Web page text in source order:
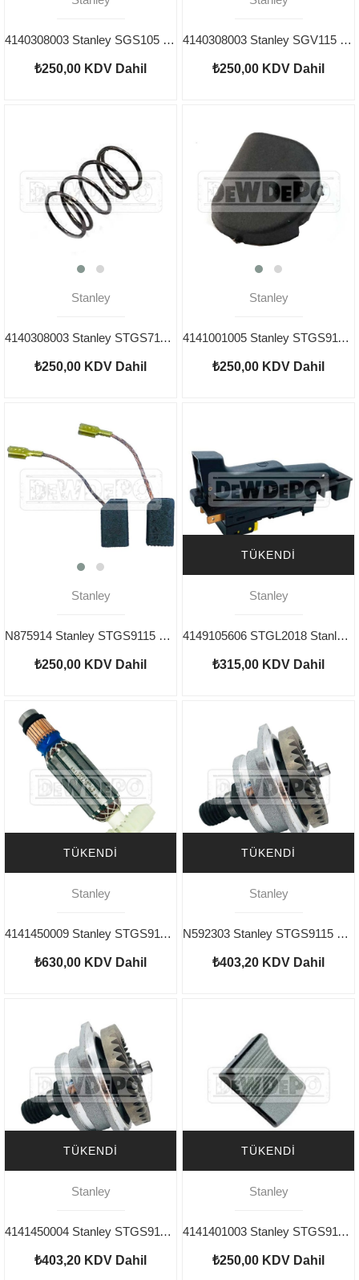
4140308003 Stanley SGS105 Yay
₺250,00 KDV Dahil
4140308003 Stanley SGV115 Yay
₺250,00 KDV Dahil
Stanley
4140308003 Stanley STGS7115 Yay
₺250,00 KDV Dahil
Stanley
4141001005 Stanley STGS9115 Kapak
₺250,00 KDV Dahil
Stanley
N875914 Stanley STGS9115 Type 3 Kömür
₺250,00 KDV Dahil
TÜKENDI
Stanley
4149105606 STGL2018 Stanley Şalter
₺315,00 KDV Dahil
TÜKENDI
Stanley
4141450009 Stanley STGS9115 (Type 2) Endüvi
₺630,00 KDV Dahil
TÜKENDI
Stanley
N592303 Stanley STGS9115 Dişli Seti
₺403,20 KDV Dahil
TÜKENDI
Stanley
4141450004 Stanley STGS9115 Dişli Seti
₺403,20 KDV Dahil
TÜKENDI
Stanley
4141401003 Stanley STGS9115 Düğme
₺250,00 KDV Dahil